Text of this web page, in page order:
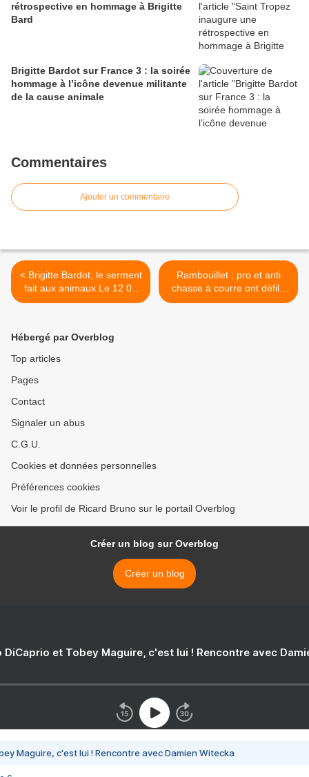
rétrospective en hommage à Brigitte
Bard
Brigitte Bardot sur France 3 : la soirée
hommage à l’icône devenue militante
de la cause animale
Commentaires
Ajouter un commentaire
< Brigitte Bardot, le serment
fait aux animaux Le 12 04
2019 à 22h55 sur France3
Rambouillet : pro et anti
chasse à courre ont défilé
sans se croiser >
Hébergé par Overblog
Top articles
Pages
Contact
Signaler un abus
C.G.U.
Cookies et données personnelles
Préférences cookies
Voir le profil de Ricard Bruno sur le portail Overblog
Créer un blog sur Overblog
Créer un blog
DiCaprio et Tobey Maguire, c'est lui ! Rencontre avec
Maguire, c'est lui ! Rencontre avec Damien Witecka